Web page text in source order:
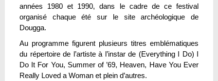
années 1980 et 1990, dans le cadre de ce festival
organisé chaque été sur le site archéologique de
Dougga.
Au programme figurent plusieurs titres emblématiques
du répertoire de l’artiste à l’instar de (Everything I Do) I
Do It For You, Summer of ’69, Heaven, Have You Ever
Really Loved a Woman et plein d’autres.